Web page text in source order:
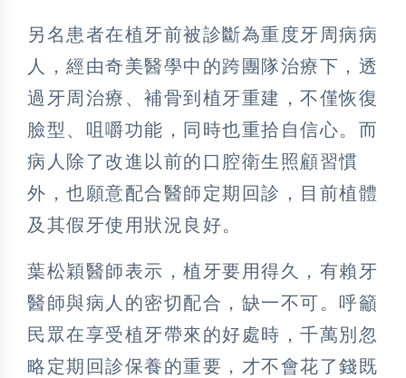
另名患者在植牙前被診斷為重度牙周病病
人，經由奇美醫學中的跨團隊治療下，透
過牙周治療、補骨到植牙重建，不僅恢復
臉型、咀嚼功能，同時也重拾自信心。而
病人除了改進以前的口腔衛生照顧習慣
外，也願意配合醫師定期回診，目前植體
及其假牙使用狀況良好。
葉松穎醫師表示，植牙要用得久，有賴牙
醫師與病人的密切配合，缺一不可。呼籲
民眾在享受植牙帶來的好處時，千萬別忽
略定期回診保養的重要，才不會花了錢既